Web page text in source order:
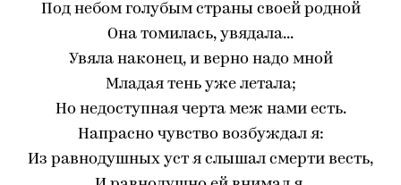
Под небом голубым страны своей родной
Она томилась, увядала...
Увяла наконец, и верно надо мной
Младая тень уже летала;
Но недоступная черта меж нами есть.
Напрасно чувство возбуждал я:
Из равнодушных уст я слышал смерти весть,